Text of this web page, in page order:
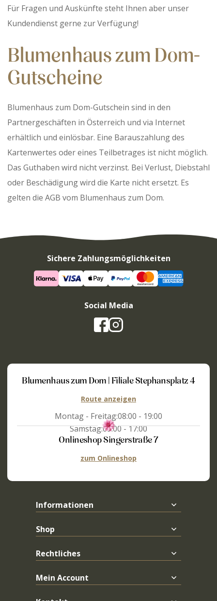
Für Fragen und Auskünfte steht Ihnen aber unser
Kundendienst gerne zur Verfügung!
Blumenhaus zum Dom-
Gutscheine
Blumenhaus zum Dom-Gutschein sind in den
Partnergeschäften in Österreich und via Internet
erhältlich und einlösbar. Eine Barauszahlung des
Kartenwertes oder eines Teilbetrages ist nicht möglich.
Das Guthaben wird nicht verzinst. Bei Verlust, Diebstahl
oder Beschädigung wird die Karte nicht ersetzt. Es
gelten die AGB vom Blumenhaus zum Dom.
Sichere Zahlungsmöglichkeiten
Social Media
Blumenhaus zum Dom | Filiale Stephansplatz 4
Route anzeigen
Montag - Freitag:08:00 - 19:00
Samstag:09:00 - 17:00
Onlineshop Singerstraße 7
zum Onlineshop
Informationen
Shop
Rechtliches
Mein Account